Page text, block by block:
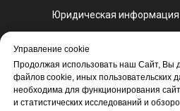
Юридическая информация
Политика экспертного и
контроля
Управление cookie
Продолжая использовать наш Сайт, Вы
файлов cookie, иных пользовательских
необходима для функционирования
и статистических исследований и